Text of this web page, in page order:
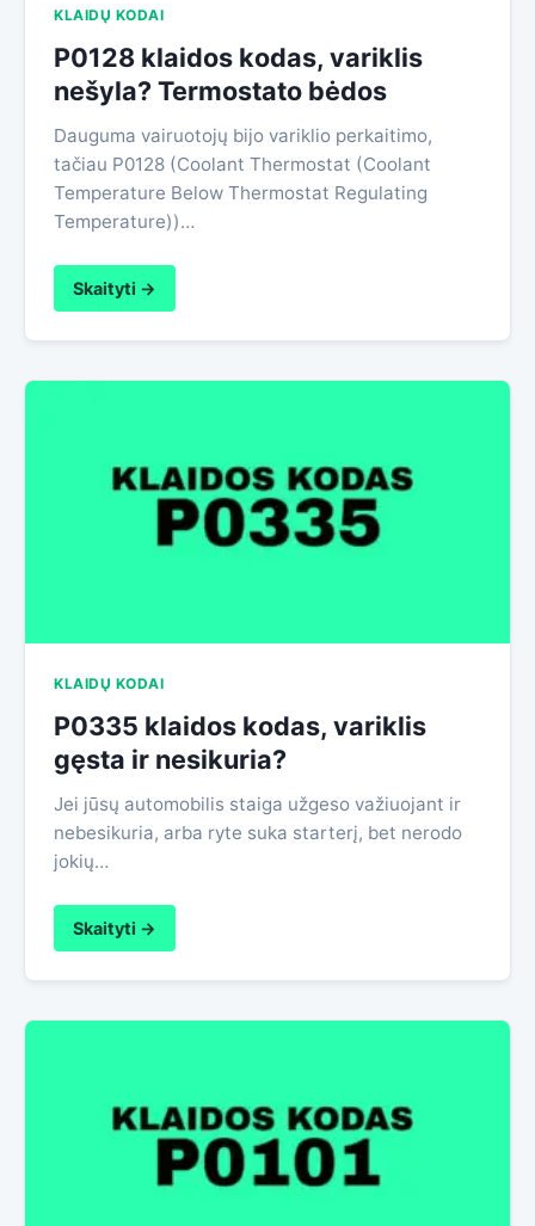
KLAIDŲ KODAI
P0128 klaidos kodas, variklis
nešyla? Termostato bėdos
Dauguma vairuotojų bijo variklio perkaitimo,
tačiau P0128 (Coolant Thermostat (Coolant
Temperature Below Thermostat Regulating
Temperature))…
Skaityti →
KLAIDŲ KODAI
P0335 klaidos kodas, variklis
gęsta ir nesikuria?
Jei jūsų automobilis staiga užgeso važiuojant ir
nebesikuria, arba ryte suka starterį, bet nerodo
jokių…
Skaityti →